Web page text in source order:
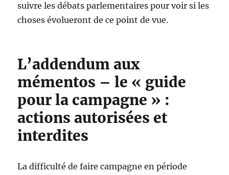
suivre les débats parlementaires pour voir si les
choses évolueront de ce point de vue.
L’addendum aux
mémentos – le « guide
pour la campagne » :
actions autorisées et
interdites
La difficulté de faire campagne en période